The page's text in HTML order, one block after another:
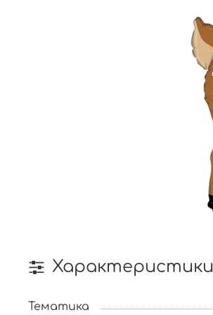
Характеристики
Тематика